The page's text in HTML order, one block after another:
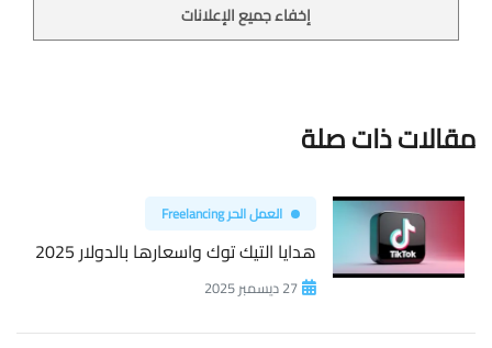
إخفاء جميع الإعلانات
مقالات ذات صلة
العمل الحر Freelancing
هدايا التيك توك واسعارها بالدولار 2025
27 ديسمبر 2025